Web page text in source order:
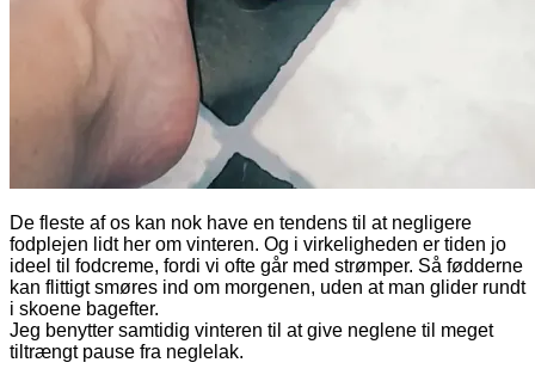
De fleste af os kan nok have en tendens til at negligere
fodplejen lidt her om vinteren. Og i virkeligheden er tiden jo
ideel til fodcreme, fordi vi ofte går med strømper. Så fødderne
kan flittigt smøres ind om morgenen, uden at man glider rundt
i skoene bagefter.
Jeg benytter samtidig vinteren til at give neglene til meget
tiltrængt pause fra neglelak.